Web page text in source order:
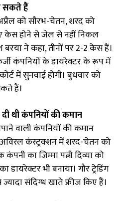
सकते हैं
को सौरभ-चेतन, शरद को
केस होने से जेल से नहीं निकल
ने कहा, तीनों पर 2-2 केस हैं।
कंपनियों के डायरेक्टर के रूप में
में सुनवाई होगी। बुधवार को
हैं।
थी कंपनियों की कमान
वाली कंपनियों की कमान
अविरल कंस्ट्रक्शन में शरद-चेतन को
का जिम्मा पत्नी दिव्या को
भी बनाया। गौर ट्रेडिंग
संदिग्ध खाते फ्रीज किए हैं।